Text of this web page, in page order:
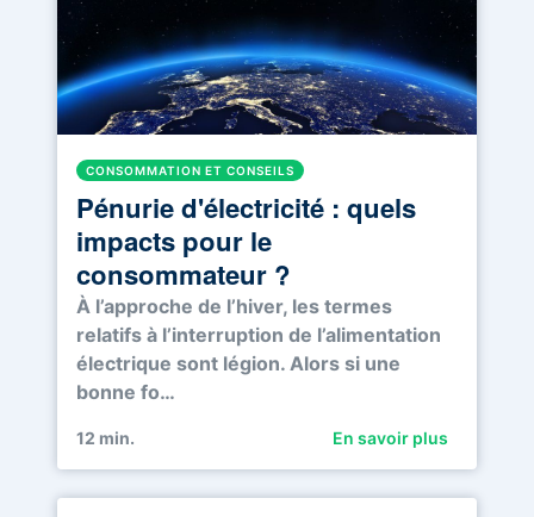
CONSOMMATION ET CONSEILS
Pénurie d'électricité : quels
impacts pour le
consommateur ?
À l’approche de l’hiver, les termes
relatifs à l’interruption de l’alimentation
électrique sont légion. Alors si une
bonne fo…
12 min. En savoir plus